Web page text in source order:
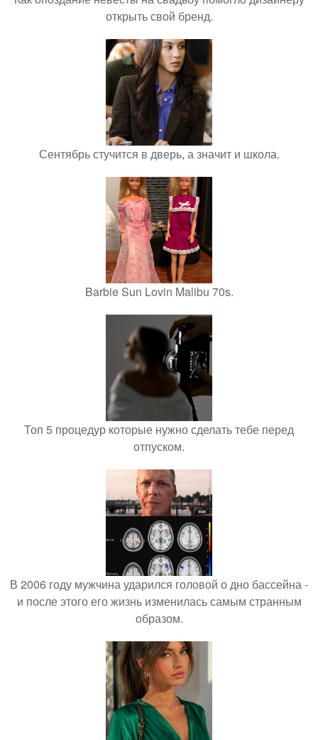
открыть свой бренд.
Сентябрь стучится в дверь, а значит и школа.
Barbie Sun Lovin Malibu 70s.
Топ 5 процедур которые нужно сделать тебе перед
отпуском.
В 2006 году мужчина ударился головой о дно бассейна -
и после этого его жизнь изменилась самым странным
образом.